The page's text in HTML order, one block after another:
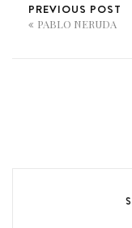
PREVIOUS POST
PABLO NERUDA